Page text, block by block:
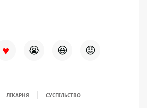
♥ 😭 😆 😡
ЛІКАРНЯ СУСПІЛЬСТВО